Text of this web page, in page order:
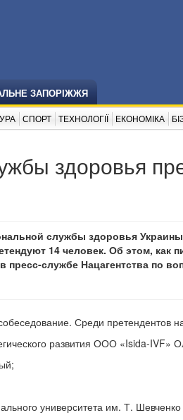
ЗАПОРІЖЖЯ
СПОРТ ТЕХНОЛОГІЇ ЕКОНОМІКА
здоровья
службы здоровья
14 человек. Об этом, как
пресс-службе Нацагентства по
Среди претендентов
развития ООО «Isida-IVF»
университета им. Т.